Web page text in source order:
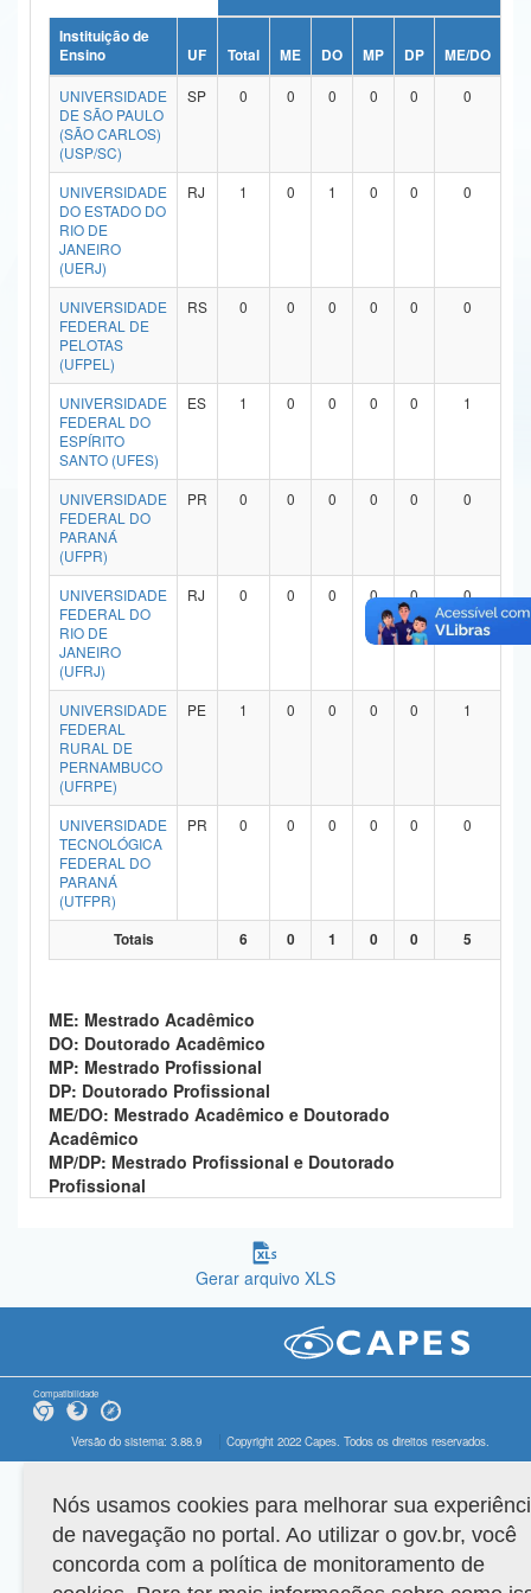
Ministério da Ciência, Tecnologia, Inovações e Comunicações
Ministério do Meio Ambiente
Ministério do Turismo
Ministério do Desenvolvimento Regional
Controladoria-Geral da União
Ministério da Mulher, da Família e dos Direitos Humanos
Secretaria-Geral
Secretaria de Governo
Gabinete de Segurança Institucional
Advocacia-Geral da União
Banco Central do Brasil
Instituição de
Ensino
UF Total ME DO MP DP ME/DO
UNIVERSIDADE
DE SÃO PAULO
(SÃO CARLOS)
(USP/SC)
SP 0 0 0 0 0 0
UNIVERSIDADE
DO ESTADO DO
RIO DE
JANEIRO
(UERJ)
RJ 1 0 1 0 0 0
UNIVERSIDADE
FEDERAL DE
PELOTAS
(UFPEL)
RS 0 0 0 0 0 0
UNIVERSIDADE
FEDERAL DO
ESPÍRITO
SANTO (UFES)
ES 1 0 0 0 0 1
UNIVERSIDADE
FEDERAL DO
PARANÁ
(UFPR)
PR 0 0 0 0 0 0
UNIVERSIDADE
FEDERAL DO
RIO DE
JANEIRO
(UFRJ)
RJ 0 0 0 0 0 0
UNIVERSIDADE
FEDERAL
RURAL DE
PERNAMBUCO
(UFRPE)
PE 1 0 0 0 0 1
UNIVERSIDADE
TECNOLÓGICA
FEDERAL DO
PARANÁ
(UTFPR)
PR 0 0 0 0 0 0
Totais 6 0 1 0 0 5
ME: Mestrado Acadêmico
DO: Doutorado Acadêmico
MP: Mestrado Profissional
DP: Doutorado Profissional
ME/DO: Mestrado Acadêmico e Doutorado
Acadêmico
MP/DP: Mestrado Profissional e Doutorado
Profissional
Gerar arquivo XLS
Compatibilidade
Versão do sistema: 3.88.9 Copyright 2022 Capes. Todos os direitos reservados.
Nós usamos cookies para melhorar sua
de navegação no portal. Ao utilizar o gov.br, você
concorda com a política de monitoramento de